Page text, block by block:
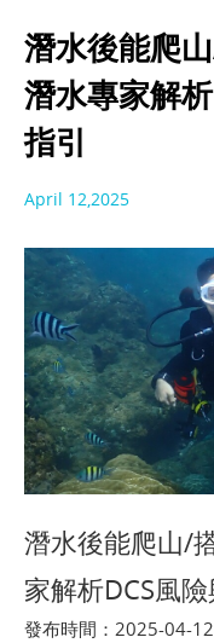
潛水後能爬
潛水專家解
指引
April 12,2025
潛水後能爬山/
家解析DCS風
發布時間：2025-04-